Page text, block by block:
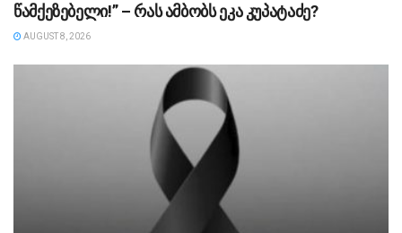
წამქეზებელი!” – რას ამბობს ეკა კუპატაძე?
AUGUST 8, 2026